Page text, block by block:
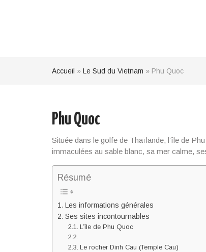
Accueil » Le Sud du Vietnam » Phu Quoc
Phu Quoc
Située dans le golfe de Thaïlande, l’île de
immaculées au sable blanc, sa mer calme,
Résumé
Les informations générales
Ses sites incontournables
L’île de Phu Quoc
Le rocher Dinh Cau (Temple Cau)